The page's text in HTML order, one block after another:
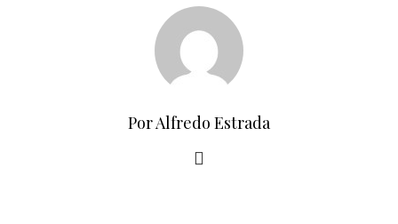
Por Alfredo Estrada